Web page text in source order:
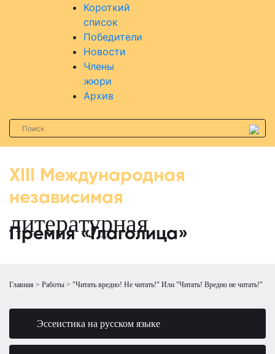
Короткий
список
Победители
Новости
Члены
жюри
Архив
XIII Международная
независимая
литературная
Премия «Глаголица»
Главная Работы "Читать вредно! Не читать!" Или "Читать! Вредно не читать!"
Эссеистика на русском языке